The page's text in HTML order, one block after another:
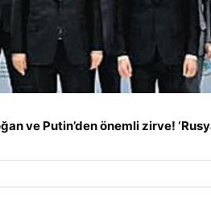
ve Putin’den önemli zirve!